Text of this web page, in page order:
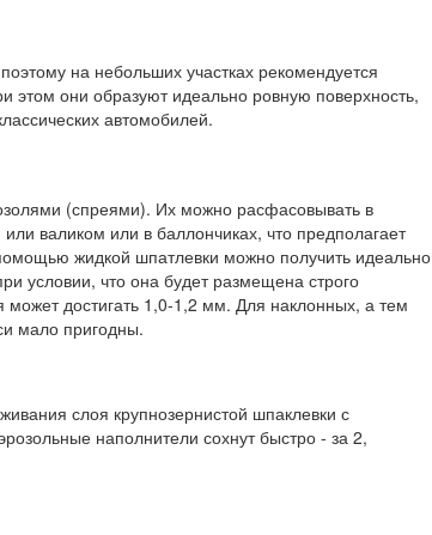
на небольших участках рекомендуется
этом они образуют идеально ровную поверхность,
автомобилей.
(спреями). Их можно расфасовывать в
валиком или в баллончиках, что предполагает
жидкой шпатлевки можно получить идеально
условии, что она будет размещена строго
может достигать 1,0-1,2 мм. Для наклонных, а тем
мало пригодны.
слоя крупнозернистой шпаклевки с
наполнители сохнут быстро - за 2,